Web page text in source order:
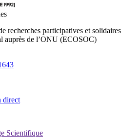
recherches participatives et solidaires
auprès de l’ONU (ECOSOC)
direct
Scientifique